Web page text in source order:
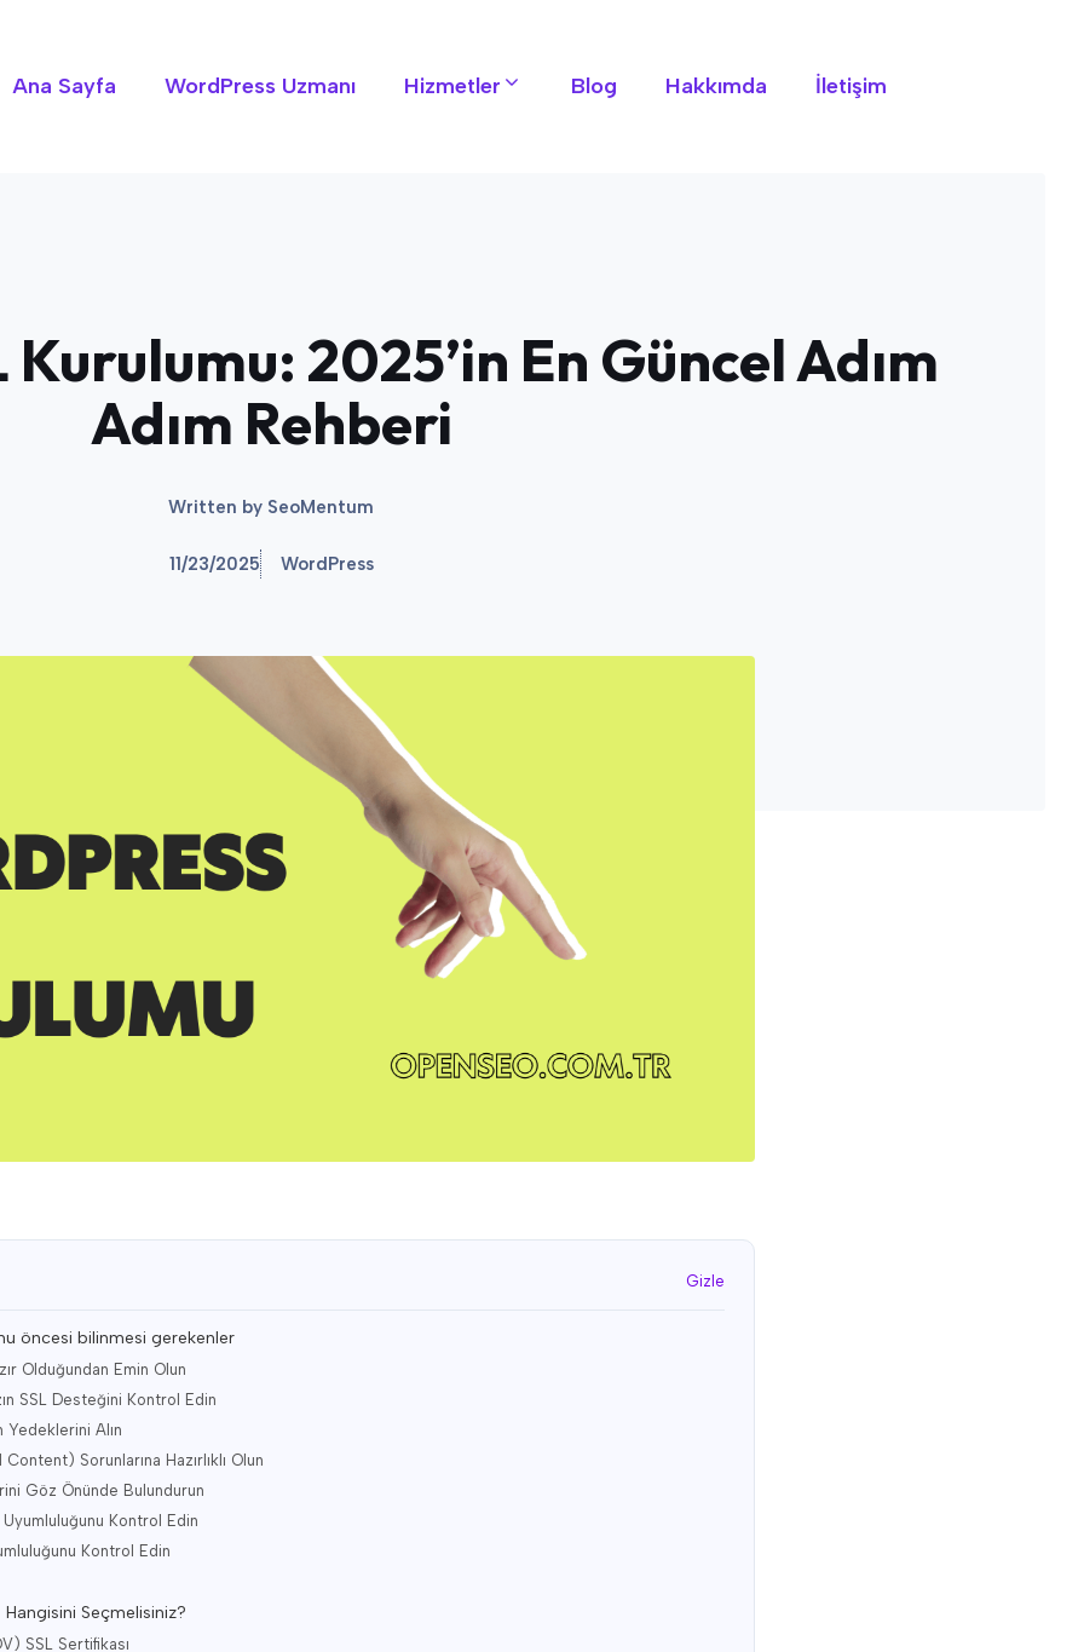
Ana Sayfa WordPress Uzmanı Hizmetler Blog Hakkımda İletişim
2025’in En Güncel Adım
Adım Rehberi
Written by SeoMentum
11/23/2025 WordPress
Gizle
öncesi bilinmesi gerekenler
Olduğundan Emin Olun
SSL Desteğini Kontrol Edin
Alın
Sorunlarına Hazırlıklı Olun
Göz Önünde Bulundurun
Kontrol Edin
Kontrol Edin
Hangisini Seçmelisiniz?
SSL Sertifikası